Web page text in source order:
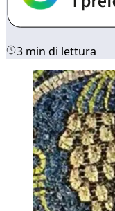
3 min di lettura